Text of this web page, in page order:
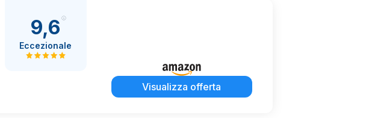
9,6
Eccezionale
Visualizza offerta